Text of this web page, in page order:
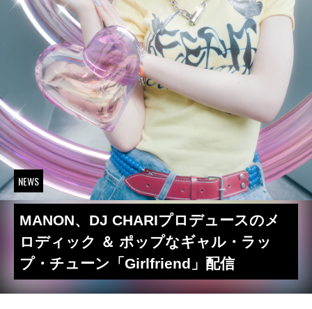
NEWS
MANON、DJ CHARIプロデュースのメ
ロディック ＆ ポップなギャル・ラッ
プ・チューン「Girlfriend」配信